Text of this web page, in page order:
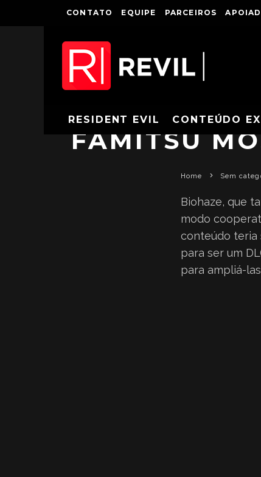
CONTATO EQUIPE PARCEIROS
RESIDENT EVIL CONTEÚDO
FAMITSU
Home Sem
Biohaze, que
modo
conteúdo teria
para ser um
para ampliá-